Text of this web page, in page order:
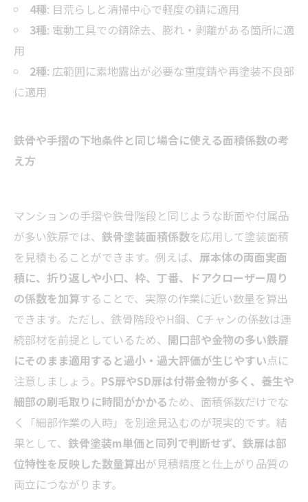
4種: 目荒らしと清掃中心で軽度の錆に適用
3種: 電動工具での錆除去、膨れ・剥離がある箇所に適
用
2種: 広範囲に素地露出が必要な重度錆や再塗装不良部
に適用
鉄骨や手摺の下地条件と同じ場合に使える面積係数の考
え方
マンションの手摺や鉄骨階段と同じような断面や付属品
が多い鉄扉では、 鉄骨塗装面積係数を応用して塗装面積
を見積もることができます。例えば、 扉本体の両面実面
積に、折り返しや小口、枠、丁番、ドアクローザー周り
の係数を加算することで、実際の作業に近い数量を算出
できます。ただし、鉄骨階段やH鋼、Cチャンの係数は連
続部材を前提としているため、 開口部や金物の多い鉄扉
にそのまま適用すると過小・過大評価が生じやすい点に
注意しましょう。 PS扉やSD扉は付帯金物が多く、養生や
細部の刷毛取りに時間がかかるため、面積係数だけでな
く「細部作業の人時」を別途見込むのが現実的です。結
果として、 鉄骨塗装m単価と同列で判断せず、鉄扉は部
位特性を反映した数量算出が見積精度と仕上がり品質の
両立につながります。